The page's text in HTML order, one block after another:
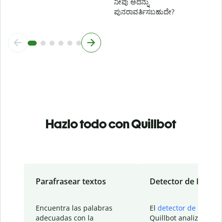
ಪುನರಾವರ್ತಿಸಬಹುದೇ?
Hazlo todo con Quillbot
Parafrasear textos
Encuentra las palabras
adecuadas con la
Detector de IA
El detector de IA
Quillbot analiza tu